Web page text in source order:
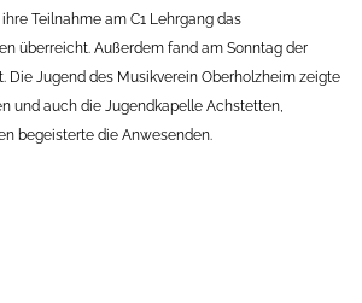
Teilnahme am C1 Lehrgang das
überreicht. Außerdem fand am Sonntag der
Die Jugend des Musikverein Oberholzheim zeigte
und auch die Jugendkapelle Achstetten,
begeisterte die Anwesenden.